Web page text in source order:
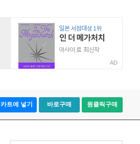
AD
카트에 넣기 바로구매 원클릭구매